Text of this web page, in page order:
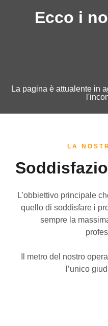
Ecco i
La pagina è attualente in
LA
L’obbiettivo principale
quello di soddisfare i
sempre la
Il metro del nostro
l’unico